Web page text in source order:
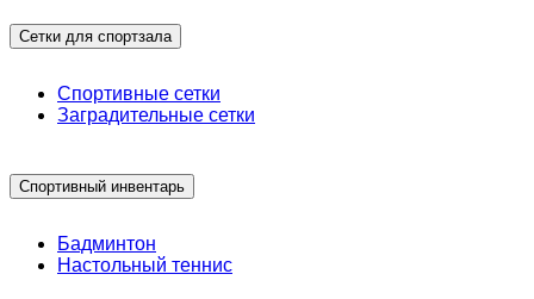
Сетки для спортзала
Спортивные сетки
Заградительные сетки
Спортивный инвентарь
Бадминтон
Настольный теннис